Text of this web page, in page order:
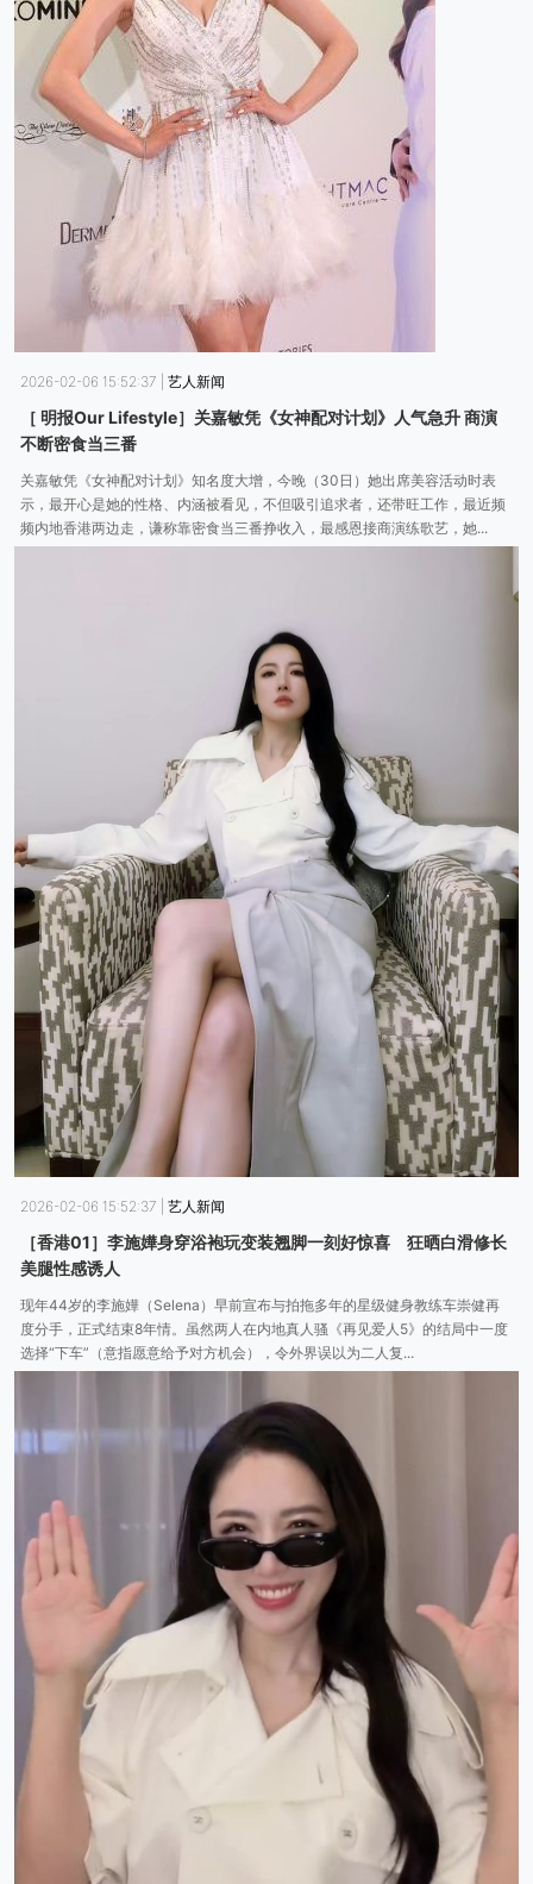
2026-02-06 15:52:37 艺人新闻
［ 明报Our Lifestyle］关嘉敏凭《女神配对计划》人气急升 商演
不断密食当三番
关嘉敏凭《女神配对计划》知名度大增，今晚（30日）她出席美容活动时表
示，最开心是她的性格、内涵被看见，不但吸引追求者，还带旺工作，最近频
频内地香港两边走，谦称靠密食当三番挣收入，最感恩接商演练歌艺，她...
2026-02-06 15:52:37 艺人新闻
［香港01］李施嬅身穿浴袍玩变装翘脚一刻好惊喜 狂晒白滑修长
美腿性感诱人
现年44岁的李施嬅（Selena）早前宣布与拍拖多年的星级健身教练车崇健再
度分手，正式结束8年情。虽然两人在内地真人骚《再见爱人5》的结局中一度
选择“下车”（意指愿意给予对方机会），令外界误以为二人复...